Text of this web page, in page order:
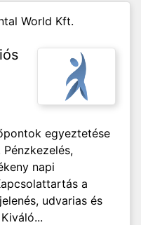
World Kft.
egyeztetése
napi
a
udvarias és